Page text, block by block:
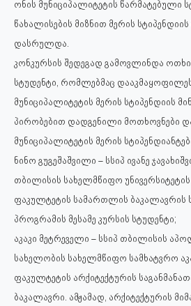
ონის მუნიციპალიტეტის წარმატებული
წახალისების მიზნით მერის სტიპენდიის
დასრულდა.
კონკურსის შედეგად გამოვლინდა
სტუდენტი, რომლებმაც
მუნიციპალიტეტის მერის სტიპენდიის
პირობებით დადგენილი მოთხოვნები
მუნიციპალიტეტის მერის
ნინო გუგეშაშვილი – სსიპ ივანე
თბილისის სახელმწიფო
ფაკულტეტის სამართლის
პროგრამის მესამე კურსის სტუდენტი;
აკაკი მეტრეველი – სსიპ თბილისის
სახელობის სახელმწიფო სამხატვრო
ფაკულტეტის არქიტექტურის
ბაკალავრი. ამჟამად, არქიტექტურის